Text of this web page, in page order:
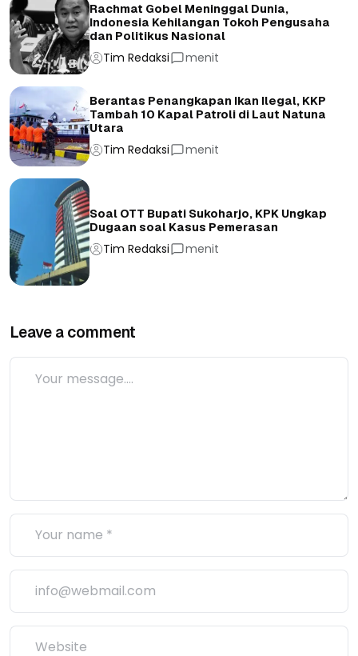
Rachmat Gobel Meninggal Dunia,
Indonesia Kehilangan Tokoh Pengusaha
dan Politikus Nasional
Tim Redaksi menit
Berantas Penangkapan Ikan Ilegal, KKP
Tambah 10 Kapal Patroli di Laut Natuna
Utara
Tim Redaksi menit
Soal OTT Bupati Sukoharjo, KPK Ungkap
Dugaan soal Kasus Pemerasan
Tim Redaksi menit
Leave a comment